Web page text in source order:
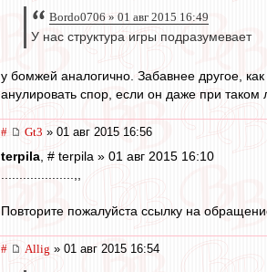
Bordo0706 » 01 авг 2015 16:49
У нас структура игры подразумевает
у бомжей аналогично. Забавнее другое,
анулировать спор, если он даже при
# Gt3 » 01 авг 2015 16:56
terpila , # terpila » 01 авг 2015 16:10
Повторите пожалуйста ссылку на
# Allig » 01 авг 2015 16:54